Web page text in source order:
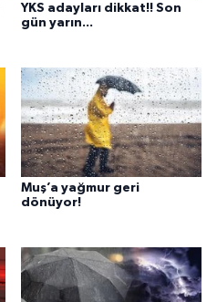
YKS adayları dikkat!! Son
gün yarın...
Muş’a yağmur geri
dönüyor!